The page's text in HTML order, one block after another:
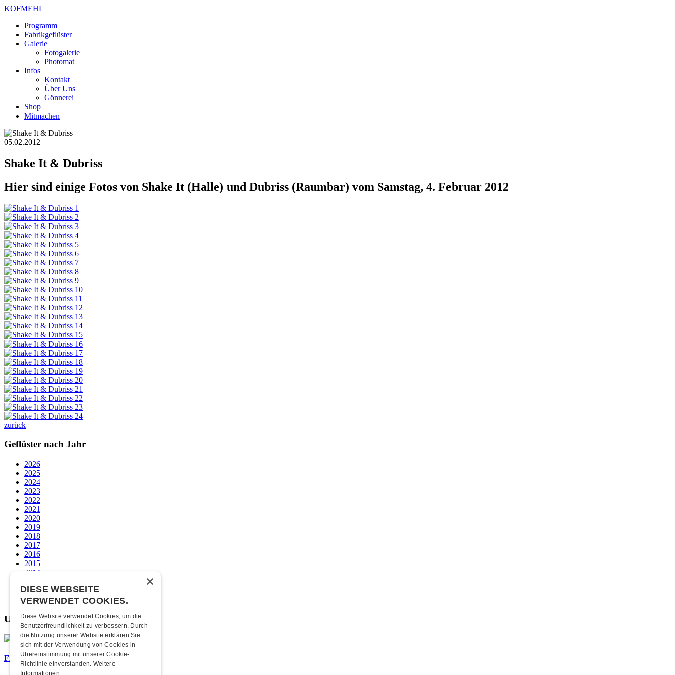
KOFMEHL
Programm
Fabrikgeflüster
Galerie
Fotogalerie
Photomat
Infos
Kontakt
Über Uns
Gönnerei
Shop
Mitmachen
05.02.2012
Shake It & Dubriss
Hier sind einige Fotos von Shake It (Halle) und Dubriss (Raumbar) vom Samstag, 4. Februar 2012
zurück
Geflüster nach Jahr
2026
2025
2024
2023
2022
2021
2020
2019
2018
2017
2016
2015
2014
2012
2011
Unsere beliebtesten
Frisch bestätigt: 25 Jahre Elevenball
×
DIESE WEBSEITE
VERWENDET COOKIES.
Diese Website verwendet Cookies, um die
Benutzerfreundlichkeit zu verbessern. Durch
die Nutzung unserer Website erklären Sie
sich mit der Verwendung von Cookies in
Übereinstimmung mit unserer Cookie-
Richtlinie einverstanden. Weitere
Informationen